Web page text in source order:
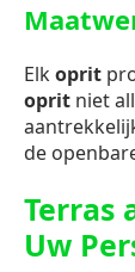
Elkoprit
oprit niet
de
Terras
Uw